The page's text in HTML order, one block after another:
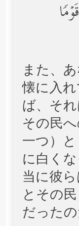
また、
懐に入
ば、そ
その民
一つ）
に白く
当に彼
とその
だったの